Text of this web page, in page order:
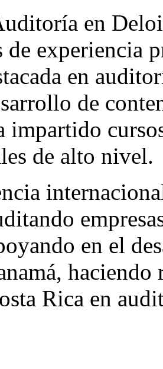
en
de experiencia
en
de
impartido
de alto nivel.
en el
Rica en